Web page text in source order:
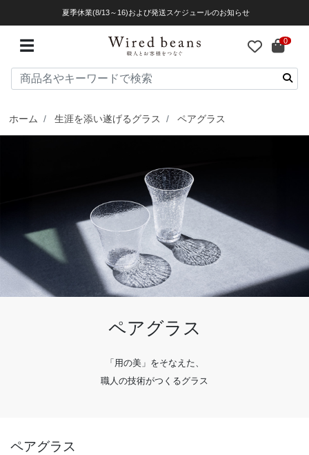
夏季休業(8/13～16)および発送スケジュールのお知らせ
☰ 0
ホーム 生涯を添い遂げるグラス ペアグラス
ペアグラス
「用の美」をそなえた、
職人の技術がつくるグラス
ペアグラス